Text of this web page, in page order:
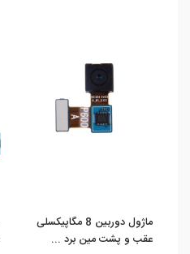
ماژول دوربین 8 مگاپیکسلی
عقب و پشت مین برد ...